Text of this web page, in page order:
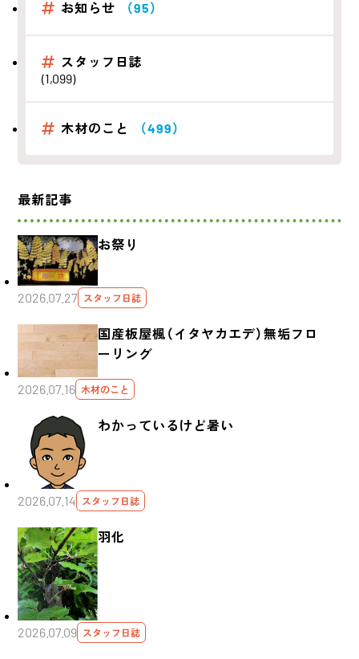
お知らせ （95）
スタッフ日誌
(1,099)
木材のこと （499）
最新記事
お祭り
2026.07.27 スタッフ日誌
国産板屋楓（イタヤカエデ）無垢フロ
ーリング
2026.07.16 木材のこと
わかっているけど暑い
2026.07.14 スタッフ日誌
羽化
2026.07.09 スタッフ日誌